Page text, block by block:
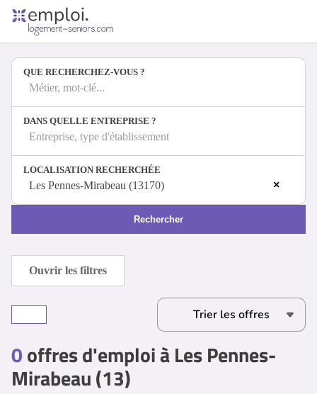
Offres d'emploi
Entreprises
Métiers
Se connecter
Espace candidat
Espace recruteur
QUE RECHERCHEZ-VOUS ?
Métier, mot-clé...
DANS QUELLE ENTREPRISE ?
Entreprise, type d'établissement
LOCALISATION RECHERCHÉE
×
Les Pennes-Mirabeau (13170)
Rechercher
0offres d'emploi à Les Pennes-
Mirabeau (13)
Ouvrir les filtres